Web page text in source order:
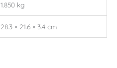
1.850 kg
28.3 × 21.6 × 3.4 cm